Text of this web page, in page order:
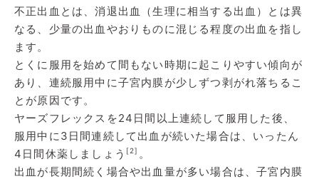
不正出血とは、消退出血（生理に相当する出血）とは異
なる、少量の出血やおりものに混じる程度の出血を指し
ます。
とくに服用を始めて間もない時期に起こりやすい傾向が
あり、連続服用中に子宮内膜が少しずつ剥がれ落ちるこ
とが原因です。
ヤーズフレックスを24日間以上連続して服用した後、
服用中に3日間連続して出血が続いた場合は、いったん
4日間休薬しましょう [2] 。
出血が長期間続く場合や出血量が多い場合は、子宮内膜